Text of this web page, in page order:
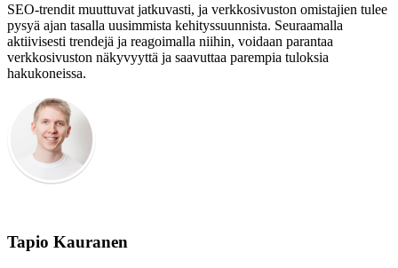
SEO-trendit muuttuvat jatkuvasti, ja verkkosivuston omistajien tulee
pysyä ajan tasalla uusimmista kehityssuunnista. Seuraamalla
aktiivisesti trendejä ja reagoimalla niihin, voidaan parantaa
verkkosivuston näkyvyyttä ja saavuttaa parempia tuloksia
hakukoneissa.
Tapio Kauranen